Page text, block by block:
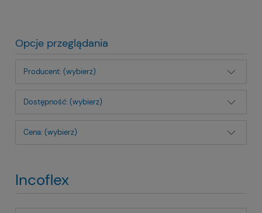
Opcje przeglądania
Producent: (wybierz)
Dostępność: (wybierz)
Cena: (wybierz)
Incoflex